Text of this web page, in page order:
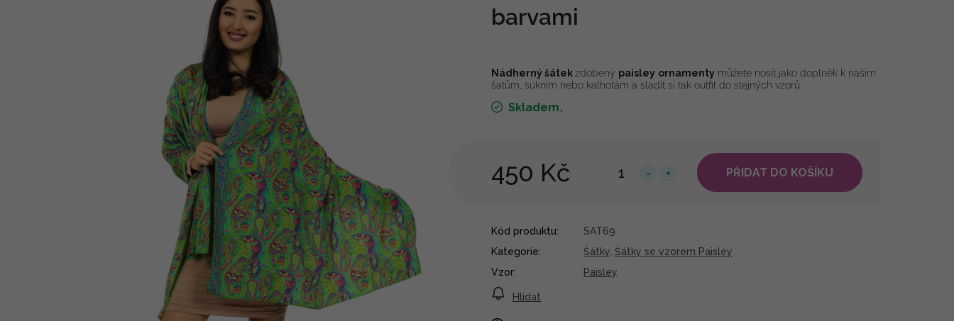
barvami
Skladem
450 Kč PŘIDAT DO KOŠÍKU
Nádherný šátek zdobený paisley ornamenty můžete nosit jako doplněk k našim
šatům, sukním nebo kalhotám a sladit si tak outfit do stejných vzorů.
Hlídat
Kód produktu:
SAT69
Kategorie: Šátky Šátky se vzorem Paisley
Vzor: Paisley